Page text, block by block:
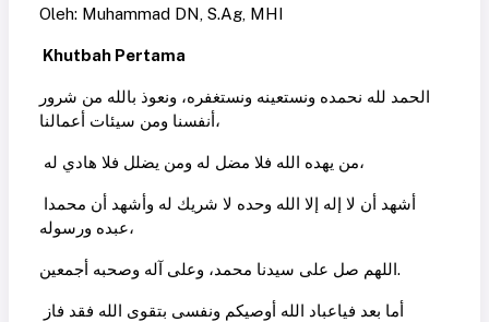
Oleh: Muhammad DN, S.Ag, MHI
Khutbah Pertama
الحمد لله نحمده ونستعينه ونستغفره، ونعوذ بالله من شرور
أنفسنا ومن سيئات أعمالنا،
من يهده الله فلا مضل له ومن يضلل فلا هادي له،
عبده ورسوله،
اللهم صل على سيدنا محمد، وعلى آله وصحبه أجمعين.